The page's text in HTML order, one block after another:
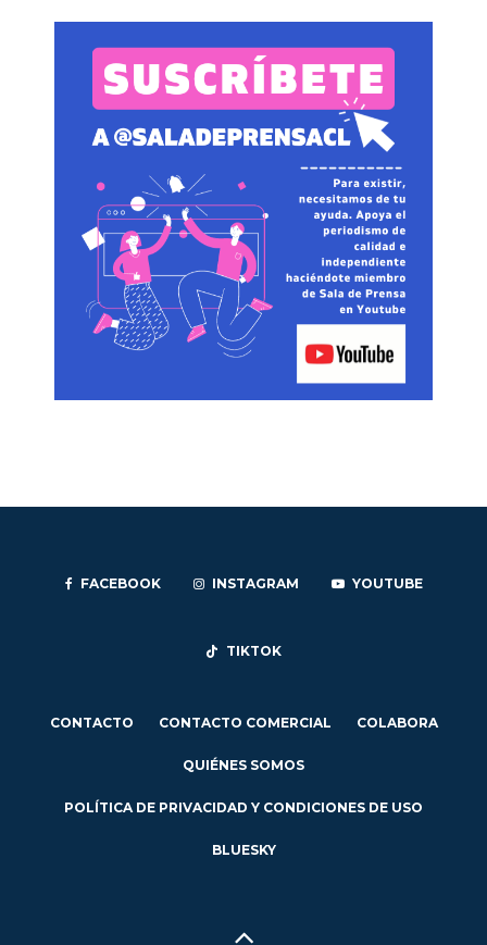
FACEBOOK INSTAGRAM YOUTUBE
TIKTOK
CONTACTO CONTACTO COMERCIAL COLABORA
QUIÉNES SOMOS
POLÍTICA DE PRIVACIDAD Y CONDICIONES DE USO
BLUESKY